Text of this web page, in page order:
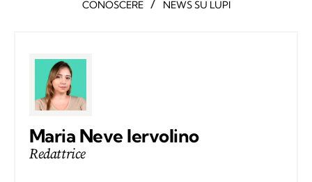
CONOSCERE NEWS SU LUPI
Maria Neve Iervolino
Redattrice